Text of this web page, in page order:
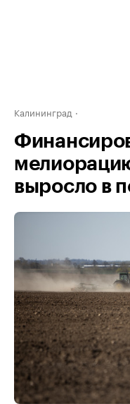
Калининград
выросло в